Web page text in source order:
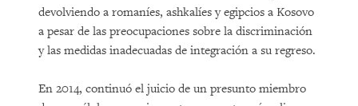
devolviendo a romaníes, ashkalíes y egipcios a Kosovo
a pesar de las preocupaciones sobre la discriminación
y las medidas inadecuadas de integración a su regreso.
En 2014, continuó el juicio de un presunto miembro